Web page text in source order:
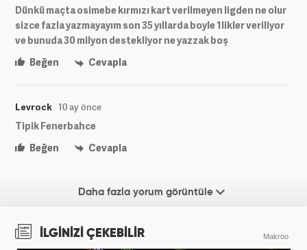
Dünkü maçta osimebe kırmızı kart verilmeyen ligden ne olur
sizce fazla yazmayayım son 35 yıllarda boyle 1likler veriliyor
ve bunuda 30 milyon destekliyor ne yazzak boş
Beğen
Cevapla
Levrock 10 ay önce
Tipik Fenerbahce
Beğen
Cevapla
Daha fazla yorum görüntüle
İLGİNİZİ ÇEKEBİLİR Makroo